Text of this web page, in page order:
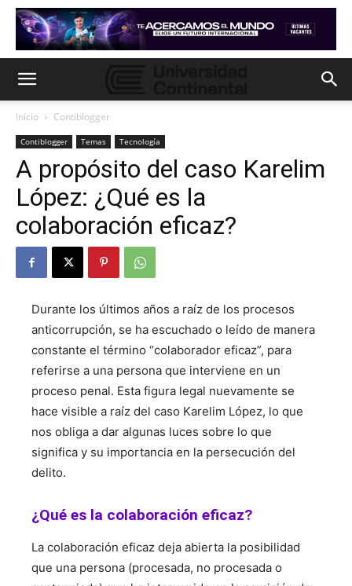
Inicio Contiblogger
Contiblogger Temas Tecnología
A propósito del caso Karelim
López: ¿Qué es la
colaboración eficaz?
Durante los últimos años a raíz de los procesos
anticorrupción, se ha escuchado o leído de manera
constante el término “colaborador eficaz”, para
referirse a una persona que interviene en un
proceso penal. Esta figura legal nuevamente se
hace visible a raíz del caso Karelim López, lo que
nos obliga a dar algunas luces sobre lo que
significa y su importancia en la persecución del
delito.
¿Qué es la colaboración eficaz?
La colaboración eficaz deja abierta la posibilidad
que una persona (procesada, no procesada o